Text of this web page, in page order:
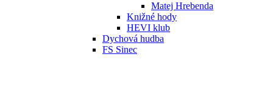
Matej Hrebenda
Knižné hody
HEVI klub
Dychová hudba
FS Sinec